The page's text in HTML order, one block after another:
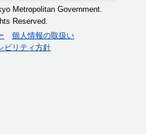
Metropolitan Government.
Reserved.
個人情報の取扱い
ビリティ方針